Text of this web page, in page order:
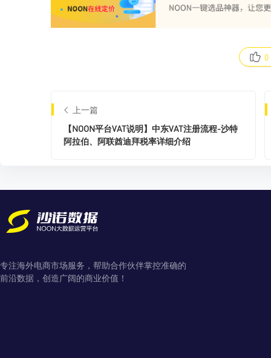
0
上一篇
【NOON平台VAT说明】中东VAT注册流程-沙特
阿拉伯、阿联酋迪拜税率详细介绍
专注海外电商市场服务，帮助合作伙伴掌控准确的
前沿数据，创造广阔的商业价值！